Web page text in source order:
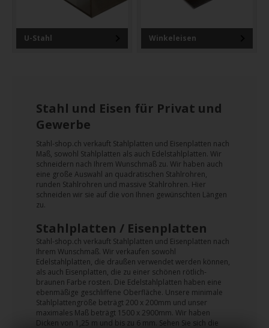
U-Stahl Winkeleisen
Stahl und Eisen für Privat und
Gewerbe
Stahl-shop.ch verkauft Stahlplatten und Eisenplatten nach
Maß, sowohl Stahlplatten als auch Edelstahlplatten. Wir
schneidern nach Ihrem Wunschmaß zu. Wir haben auch
eine große Auswahl an quadratischen Stahlrohren,
runden Stahlrohren und massive Stahlrohren. Hier
schneiden wir sie auf die von Ihnen gewünschten Längen
zu.
Stahlplatten / Eisenplatten
Stahl-shop.ch verkauft Stahlplatten und Eisenplatten nach
Ihrem Wunschmaß. Wir verkaufen sowohl
Edelstahlplatten, die draußen verwendet werden können,
als auch Eisenplatten, die zu einer schönen rötlich-
braunen Farbe rosten. Die Edelstahlplatten haben eine
ebenmäßige geschliffene Oberfläche. Unsere minimale
Stahlplattengröße beträgt 200 x 200mm und unser
maximales Maß beträgt 1500 x 2900mm. Wir haben
Dicken von 1,25 m und bis zu 6 mm. Sehen Sie sich die